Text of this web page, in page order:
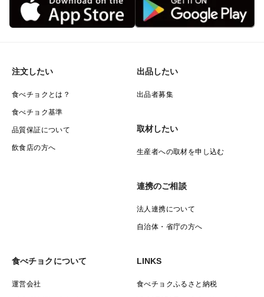
注文したい
食べチョクとは？
食べチョク基準
品質保証について
飲食店の方へ
出品したい
出品者募集
取材したい
生産者への取材を申し込む
連携のご相談
法人連携について
自治体・省庁の方へ
食べチョクについて
運営会社
LINKS
食べチョクふるさと納税